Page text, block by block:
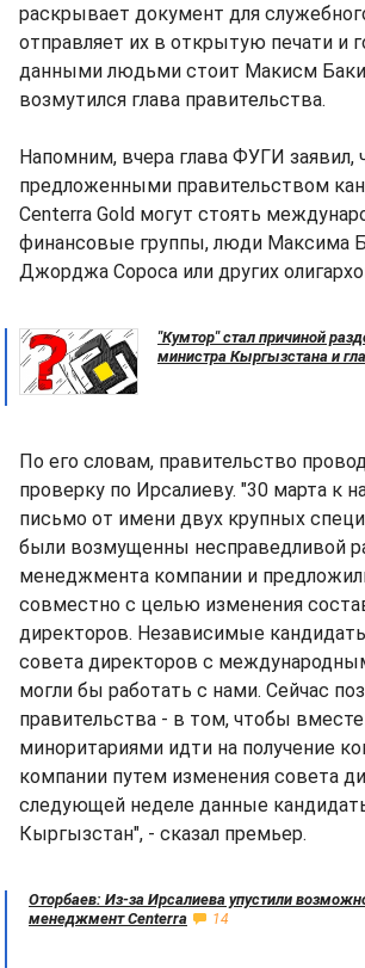
раскрывает документ для
отправляет их в открытую печати и
данными людьми стоит Макисм
возмутился глава правительства.
Напомним, вчера глава ФУГИ заявил,
предложенными правительством
Centerra Gold могут стоять
финансовые группы, люди Максима
Джорджа Сороса или других
"Кумтор" стал причиной
министра Кыргызстана и
По его словам, правительство
проверку по Ирсалиеву. "30 марта к
письмо от имени двух крупных
были возмущенны несправедливой
менеджмента компании и
совместно с целью изменения
директоров. Независимые
совета директоров с
могли бы работать с нами. Сейчас
правительства - в том, чтобы
миноритариями идти на получение
компании путем изменения совета
следующей неделе данные
Кыргызстан", - сказал премьер.
Оторбаев: Из-за Ирсалиева упустили
менеджмент Centerra
14